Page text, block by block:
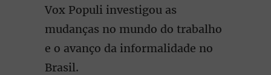
Vox Populi investigou as
mudanças no mundo do trabalho
e o avanço da informalidade no
Brasil.